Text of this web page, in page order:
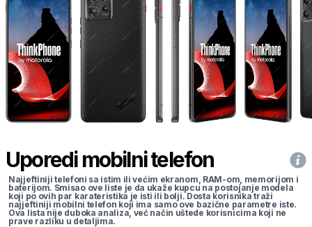
Uporedi mobilni telefon
Najjeftiniji telefoni sa istim ili većim ekranom, RAM-om, memorijom i
baterijom. Smisao ove liste je da ukaže kupcu na postojanje modela
koji po ovih par karateristika je isti ili bolji. Dosta korisnika traži
najjeftiniji mobilni telefon koji ima samo ove bazične parametre iste.
Ova lista nije duboka analiza, već način uštede korisnicima koji ne
prave razliku u detaljima.